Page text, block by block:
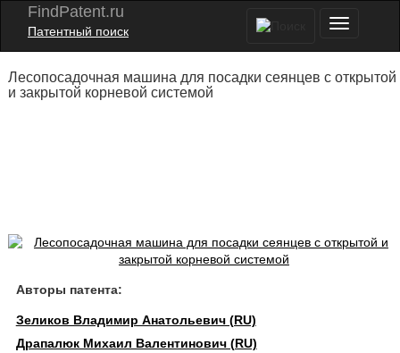
FindPatent.ru
Патентный поиск
Лесопосадочная машина для посадки сеянцев с открытой
и закрытой корневой системой
Авторы патента:
Зеликов Владимир Анатольевич (RU)
Драпалюк Михаил Валентинович (RU)